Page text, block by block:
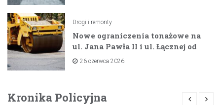
Drogi i remonty
Nowe ograniczenia tonażowe na
ul. Jana Pawła II i ul. Łącznej od
lipca 2026 roku
26 czerwca 2026
Kronika Policyjna